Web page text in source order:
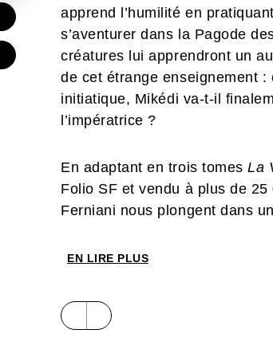
apprend l’humilité en
s’aventurer dans la Pagode
créatures lui apprendront un
de cet étrange enseignement :
initiatique, Mikédi va-t-il
l’impératrice ?
En adaptant en trois tomesLa
Folio SF et vendu à plus de
Ferniani nous plongent dans
l’invité d’honneur de ce
EN LIRE PLUS